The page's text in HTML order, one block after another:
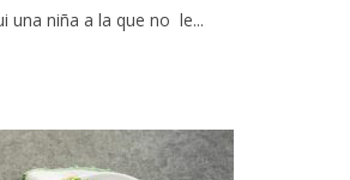
una niña a la que no le...